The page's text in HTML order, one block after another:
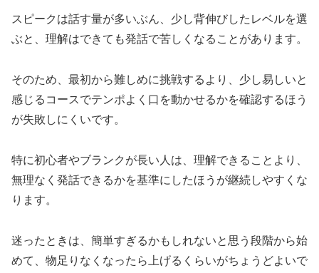
スピークは話す量が多いぶん、少し背伸びしたレベルを選
ぶと、理解はできても発話で苦しくなることがあります。
そのため、最初から難しめに挑戦するより、少し易しいと
感じるコースでテンポよく口を動かせるかを確認するほう
が失敗しにくいです。
特に初心者やブランクが長い人は、理解できることより、
無理なく発話できるかを基準にしたほうが継続しやすくな
ります。
迷ったときは、簡単すぎるかもしれないと思う段階から始
めて、物足りなくなったら上げるくらいがちょうどよいで